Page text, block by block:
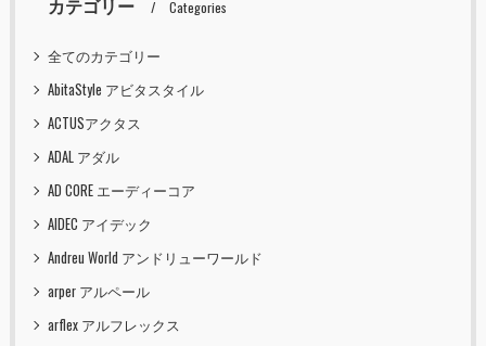
Categories
全てのカテゴリー
AbitaStyle アビタスタイル
ACTUSアクタス
ADAL アダル
AD CORE エーディーコア
AIDEC アイデック
Andreu World アンドリューワールド
arper アルペール
arflex アルフレックス